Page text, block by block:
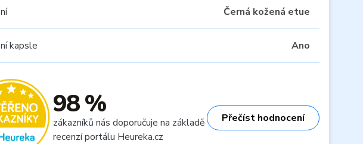
Černá kožená etue
kapsle Ano
98 %
zákazníků nás doporučuje na základě
recenzí portálu Heureka.cz
Přečíst hodnocení